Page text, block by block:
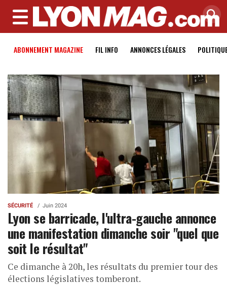
MENU
ABONNEMENT MAGAZINE FIL INFO ANNONCES LÉGALES
SÉCURITÉ Juin 2024
Lyon se barricade, l'ultra-gauche annonce
une manifestation dimanche soir "quel que
soit le résultat"
Ce dimanche à 20h, les résultats du premier tour des
élections législatives tomberont.